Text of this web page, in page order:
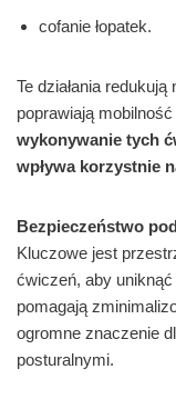
cofanie łopatek.
Te działania
poprawiają
wykonywanie tych
wpływa korzystnie
Bezpieczeństwo
Kluczowe jest
ćwiczeń, aby
pomagają
ogromne znaczenie
posturalnymi.